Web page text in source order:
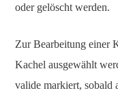
oder gelöscht werden.
Zur Bearbeitung einer
Kachel ausgewählt
valide markiert, sobald